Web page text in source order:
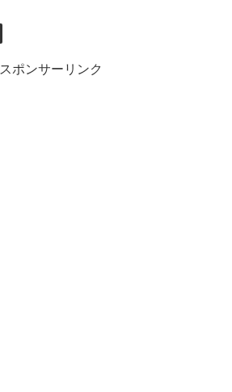
スポンサーリンク